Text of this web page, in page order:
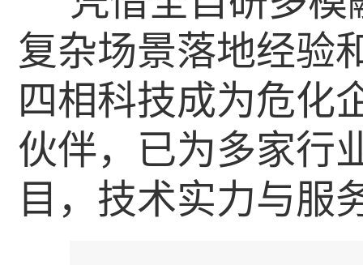
复杂场景落地经验
四相科技成为危化
伙伴，已为多家行
目，技术实力与服